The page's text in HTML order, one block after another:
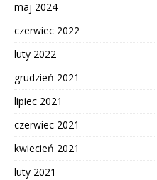
maj 2024
czerwiec 2022
luty 2022
grudzień 2021
lipiec 2021
czerwiec 2021
kwiecień 2021
luty 2021